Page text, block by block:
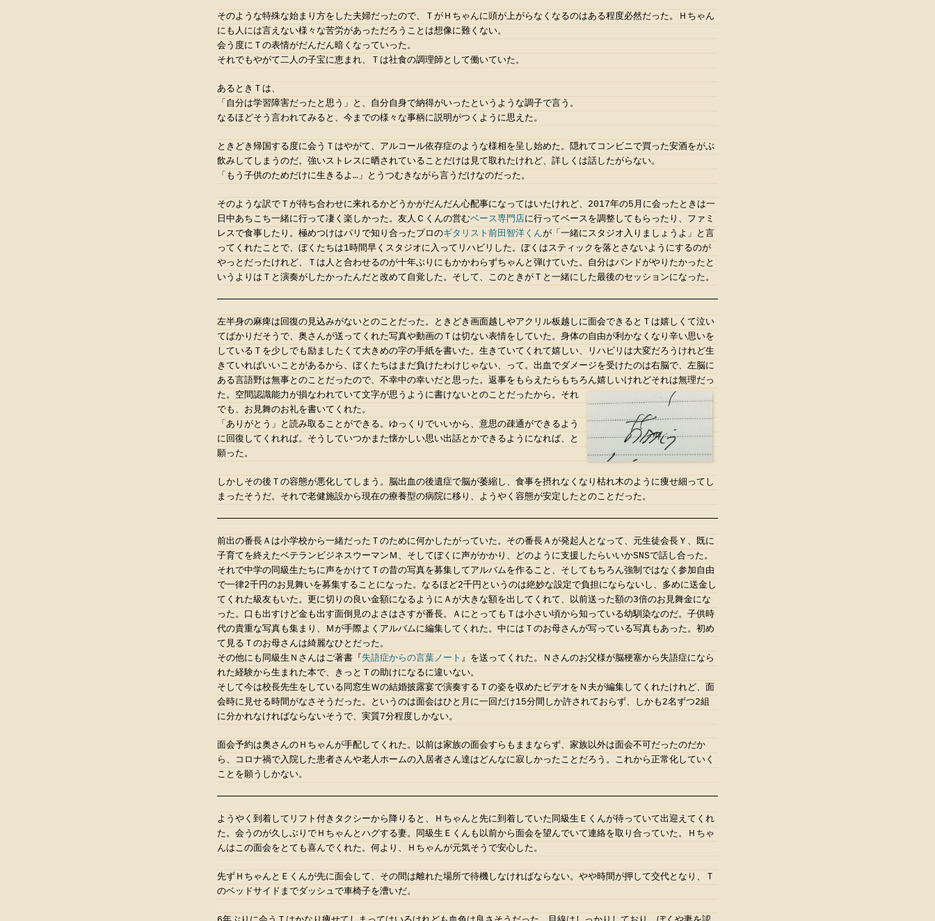
そのような特殊な始まり方をした夫婦だったので、ＴがＨちゃんに頭が上がらなくなるのはある程度必然だった。Ｈちゃん
にも人には言えない様々な苦労があっただろうことは想像に難くない。
会う度にＴの表情がだんだん暗くなっていった。
それでもやがて二人の子宝に恵まれ、Ｔは社食の調理師として働いていた。
あるときＴは、
「自分は学習障害だったと思う」と、自分自身で納得がいったというような調子で言う。
なるほどそう言われてみると、今までの様々な事柄に説明がつくように思えた。
ときどき帰国する度に会うＴはやがて、アルコール依存症のような様相を呈し始めた。隠れてコンビニで買った安酒をがぶ
飲みしてしまうのだ。強いストレスに晒されていることだけは見て取れたけれど、詳しくは話したがらない。
「もう子供のためだけに生きるよ…」とうつむきながら言うだけなのだった。
そのような訳でＴが待ち合わせに来れるかどうかがだんだん心配事になってはいたけれど、2017年の5月に会ったときは一
日中あちこち一緒に行って凄く楽しかった。友人Ｃくんの営むベース専門店に行ってベースを調整してもらったり、ファミ
レスで食事したり。極めつけはパリで知り合ったプロのギタリスト前田智洋くんが「一緒にスタジオ入りましょうよ」と言
ってくれたことで、ぼくたちは1時間早くスタジオに入ってリハビリした。ぼくはスティックを落とさないようにするのが
やっとだったけれど、Ｔは人と合わせるのが十年ぶりにもかかわらずちゃんと弾けていた。自分はバンドがやりたかったと
いうよりはＴと演奏がしたかったんだと改めて自覚した。そして、このときがＴと一緒にした最後のセッションになった。
左半身の麻痺は回復の見込みがないとのことだった。ときどき画面越しやアクリル板越しに面会できるとＴは嬉しくて泣い
てばかりだそうで、奥さんが送ってくれた写真や動画のＴは切ない表情をしていた。身体の自由が利かなくなり辛い思いを
しているＴを少しでも励ましたくて大きめの字の手紙を書いた。生きていてくれて嬉しい、リハビリは大変だろうけれど生
きていればいいことがあるから、ぼくたちはまだ負けたわけじゃない、って。出血でダメージを受けたのは右脳で、左脳に
ある言語野は無事とのことだったので、不幸中の幸いだと思った。返事をもらえたらもちろん嬉しいけれどそれは無理だっ
た。空間認識能力が損なわれていて文字が思うように書けないとのことだったから。 それ
でも、お見舞のお礼を書いてくれた。
「ありがとう」と読み取ることができる。ゆっくりでいいから、意思の疎通ができるよう
に回復してくれれば。そうしていつかまた懐かしい思い出話とかできるようになれば、と
願った。
しかしその後Ｔの容態が悪化してしまう。脳出血の後遺症で脳が萎縮し、食事を摂れなくなり枯れ木のように痩せ細ってし
まったそうだ。それで老健施設から現在の療養型の病院に移り、ようやく容態が安定したとのことだった。
前出の番長Ａは小学校から一緒だったＴのために何かしたがっていた。その番長Ａが発起人となって、元生徒会長Ｙ、既に
子育てを終えたベテランビジネスウーマンＭ、そしてぼくに声がかかり、どのように支援したらいいかSNSで話し合った。
それで中学の同級生たちに声をかけてＴの昔の写真を募集してアルバムを作ること、そしてもちろん強制ではなく参加自由
で一律2千円のお見舞いを募集することになった。なるほど2千円というのは絶妙な設定で負担にならないし、多めに送金し
てくれた級友もいた。更に切りの良い金額になるようにＡが大きな額を出してくれて、以前送った額の3倍のお見舞金にな
った。口も出すけど金も出す面倒見のよさはさすが番長。ＡにとってもＴは小さい頃から知っている幼馴染なのだ。子供時
代の貴重な写真も集まり、Ｍが手際よくアルバムに編集してくれた。中にはＴのお母さんが写っている写真もあった。初め
て見るＴのお母さんは綺麗なひとだった。
その他にも同級生Ｎさんはご著書『 失語症からの言葉ノート 』を送ってくれた。Ｎさんのお父様が脳梗塞から失語症になら
れた経験から生まれた本で、きっとＴの助けになるに違いない。
そして今は校長先生をしている同窓生Ｗの結婚披露宴で演奏するＴの姿を収めたビデオをＮ夫が編集してくれたけれど、面
会時に見せる時間がなさそうだった。というのは面会はひと月に一回だけ15分間しか許されておらず、しかも2名ずつ2組
に分かれなければならないそうで、実質7分程度しかない。
面会予約は奥さんのＨちゃんが手配してくれた。以前は家族の面会すらもままならず、家族以外は面会不可だったのだか
ら、コロナ禍で入院した患者さんや老人ホームの入居者さん達はどんなに寂しかったことだろう。これから正常化していく
ことを願うしかない。
ようやく到着してリフト付きタクシーから降りると、Ｈちゃんと先に到着していた同級生Ｅくんが待っていて出迎えてくれ
た。会うのが久しぶりでＨちゃんとハグする妻。同級生Ｅくんも以前から面会を望んでいて連絡を取り合っていた。Ｈちゃ
んはこの面会をとても喜んでくれた。何より、Ｈちゃんが元気そうで安心した。
先ずＨちゃんとＥくんが先に面会して、その間は離れた場所で待機しなければならない。やや時間が押して交代となり、Ｔ
のベッドサイドまでダッシュで車椅子を漕いだ。